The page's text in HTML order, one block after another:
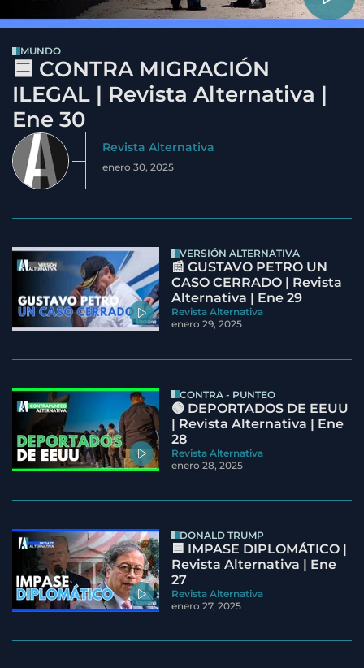
MUNDO
🟦 CONTRA MIGRACIÓN
ILEGAL | Revista Alternativa |
Ene 30
Revista Alternativa
enero 30, 2025
VERSIÓN ALTERNATIVA
📰 GUSTAVO PETRO UN
CASO CERRADO | Revista
Alternativa | Ene 29
Revista Alternativa
enero 29, 2025
CONTRA - PUNTEO
🟢 DEPORTADOS DE EEUU
| Revista Alternativa | Ene
28
Revista Alternativa
enero 28, 2025
DONALD TRUMP
🟦 IMPASE DIPLOMÁTICO |
Revista Alternativa | Ene
27
Revista Alternativa
enero 27, 2025